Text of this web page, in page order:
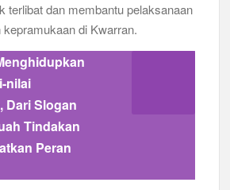
terlibat dan membantu pelaksanaan
di Kwarran.
nilai
Dari Slogan
Tindakan
Peran